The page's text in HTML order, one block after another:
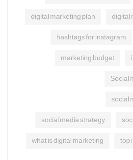
digital
digital marketing plan
hashtags for instagram
marketing budget
Social
social
social media strategy
top
what is digital marketing